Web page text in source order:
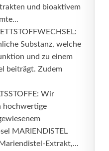
und bioaktivem
Substanz, welche
und zu einem
beiträgt. Zudem
Wir
hochwertige
MARIENDISTEL
Extrakt,...